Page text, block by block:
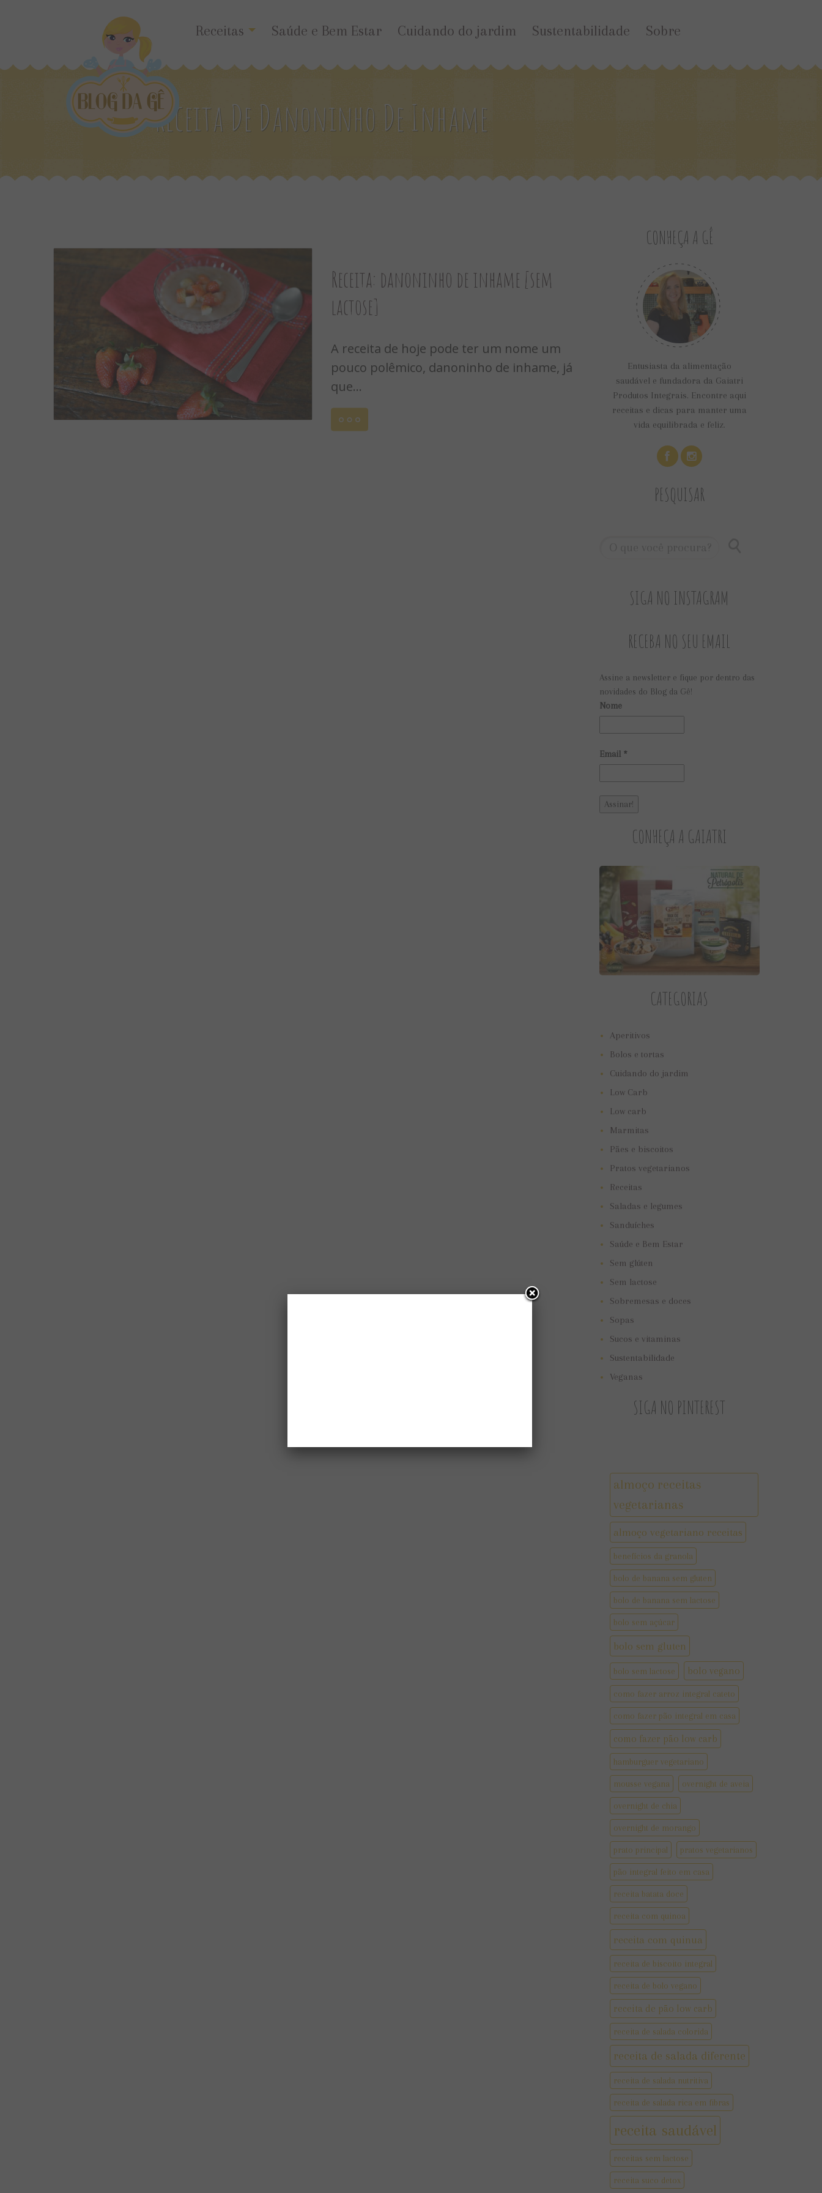
Receitas Saúde e Bem Estar Cuidando do jardim Sustentabilidade Sobre
Receita De Danoninho De Inhame
Receita: danoninho de inhame [sem
lactose]
A receita de hoje pode ter um nome um
pouco polêmico, danoninho de inhame, já
que...
Leia
CONHEÇA A GÊ
Entusiasta da alimentação
saudável e fundadora da Gaiatri
Produtos Integrais. Encontre aqui
receitas e dicas para manter uma
vida equilibrada e feliz.
PESQUISAR
SIGA NO INSTAGRAM
RECEBA NO SEU EMAIL
Assine a newsletter e fique por dentro das
novidades do Blog da Gê!
Nome
Email *
CONHEÇA A GAIATRI
CATEGORIAS
Aperitivos
Bolos e tortas
Cuidando do jardim
Low Carb
Low carb
Marmitas
Pães e biscoitos
Pratos vegetarianos
Receitas
Saladas e legumes
Sanduíches
Saúde e Bem Estar
Sem glúten
Sem lactose
Sobremesas e doces
Sopas
Sucos e vitaminas
Sustentabilidade
Veganas
SIGA NO PINTEREST
almoço receitas
vegetarianas
almoço vegetariano receitas
benefícios da granola
bolo de banana sem gluten
bolo de banana sem lactose
bolo sem açúcar
bolo sem gluten
bolo sem lactose bolo vegano
como fazer arroz integral cateto
como fazer pão integral em casa
como fazer pão low carb
hamburguer vegetariano
mousse vegana overnight de aveia
overnight de chia
overnight de morango
prato principal pratos vegetarianos
pão integral feito em casa
receita batata doce
receita com quinoa
receita com quinua
receita de biscoito integral
receita de bolo vegano
receita de pão low carb
receita de salada colorida
receita de salada diferente
receita de salada nutritiva
receita de salada rica em fibras
receita saudável
receitas sem lactose
receita suco detox